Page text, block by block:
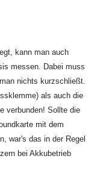
kann man auch
messen. Dabei muss
nichts kurzschließt.
als auch die
verbunden! Sollte die
mit dem
war's das in der Regel
bei Akkubetrieb